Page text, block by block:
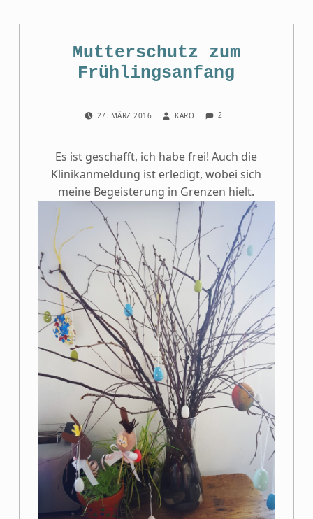
Mutterschutz zum
Frühlingsanfang
27. MÄRZ 2016 KARO 2
Es ist geschafft, ich habe frei! Auch die
Klinikanmeldung ist erledigt, wobei sich
meine Begeisterung in Grenzen hielt.